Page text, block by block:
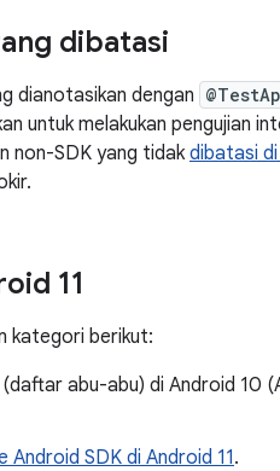
dibatasi
dianotasikan dengan
untuk melakukan pengujian
non-SDK yang tidak dibatasi
11
kategori berikut:
abu-abu) di Android 10
Android SDK di Android 11.